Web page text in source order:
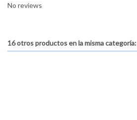
No reviews
16 otros productos en la misma categoría: